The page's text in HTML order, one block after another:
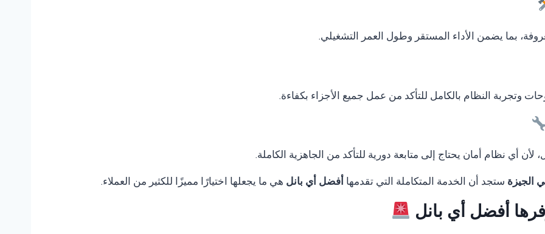
بما يضمن الأداء المستقر وطول العمر التشغيلي.
وتجربة النظام بالكامل للتأكد من عمل جميع الأجزاء بكفاءة.
أي نظام أمان يحتاج إلى متابعة دورية للتأكد من الجاهزية الكاملة.
ستجد أن الخدمة المتكاملة التي تقدمها أفضل أي بانل هي ما يجعلها اختيارًا مميزًا للكثير من العملاء.
أفضل أي بانل